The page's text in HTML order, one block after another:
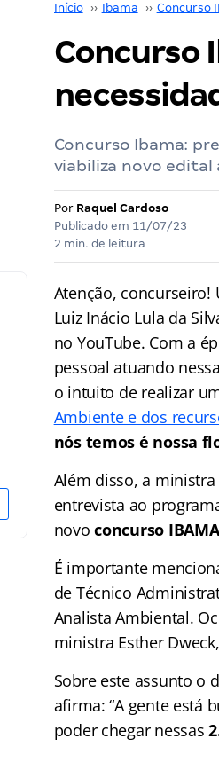
Início ›› Ibama ›› Concurso
Concurso
Concurso Ibama:
viabiliza novo edital
Por Raquel Cardoso
Publicado em 11/07/23
2 min. de leitura
Atenção, concurseiro!
Luiz Inácio Lula da
no YouTube. Com a
pessoal atuando
o intuito de realizar
Ambiente e dos
nós temos é nossa
Além disso, a ministra
entrevista ao
novoconcurso IBAMA
É importante
de Técnico
Analista Ambiental.
ministra Esther
Sobre este assunto o
afirma: “A gente está
poder chegar nessas